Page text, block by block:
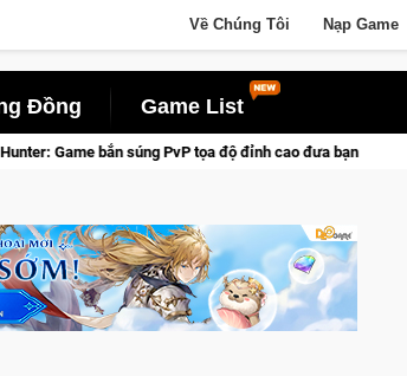
Về Chúng Tôi Nạp Game
Đồng Game List
tọa độ đỉnh cao đưa bạn vào các chiến dịch lịch sử khốc